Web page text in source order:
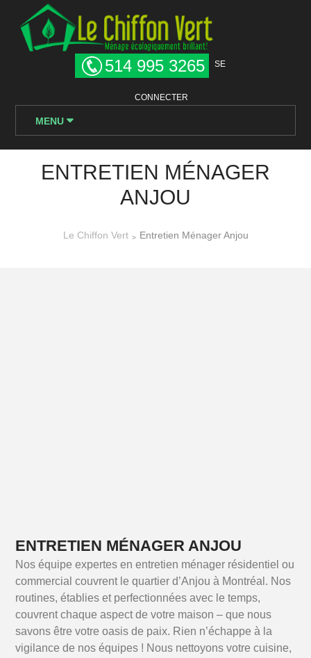
514 995 3265 SE
CONNECTER
MENU
ENTRETIEN MÉNAGER
ANJOU
Le Chiffon Vert > Entretien Ménager Anjou
ENTRETIEN MÉNAGER ANJOU
Nos équipe expertes en entretien ménager résidentiel ou
commercial couvrent le quartier d’Anjou à Montréal. Nos
routines, établies et perfectionnées avec le temps,
couvrent chaque aspect de votre maison – que nous
savons être votre oasis de paix. Rien n’échappe à la
vigilance de nos équipes ! Nous nettoyons votre cuisine,